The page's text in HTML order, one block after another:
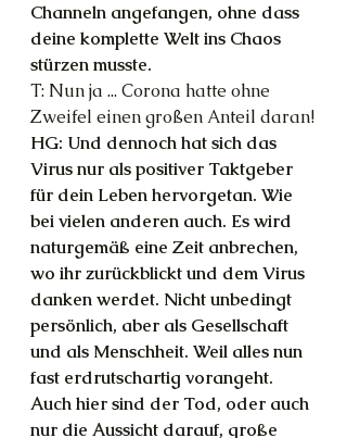
Channeln angefangen, ohne dass
deine komplette Welt ins Chaos
stürzen musste.
T: Nun ja ... Corona hatte ohne
Zweifel einen großen Anteil daran!
HG: Und dennoch hat sich das
Virus nur als positiver Taktgeber
für dein Leben hervorgetan. Wie
bei vielen anderen auch. Es wird
naturgemäß eine Zeit anbrechen,
wo ihr zurückblickt und dem Virus
danken werdet. Nicht unbedingt
persönlich, aber als Gesellschaft
und als Menschheit. Weil alles nun
fast erdrutschartig vorangeht.
Auch hier sind der Tod, oder auch
nur die Aussicht darauf, große